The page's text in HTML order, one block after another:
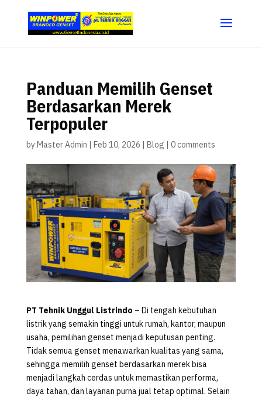
Panduan Memilih Genset
Berdasarkan Merek
Terpopuler
byMaster Admin | Feb 10, 2026 | Blog | 0 comments
PT Tehnik Unggul Listrindo – Di tengah kebutuhan
listrik yang semakin tinggi untuk rumah, kantor, maupun
usaha, pemilihan genset menjadi keputusan penting.
Tidak semua genset menawarkan kualitas yang sama,
sehingga memilih genset berdasarkan merek bisa
menjadi langkah cerdas untuk memastikan performa,
daya tahan, dan layanan purna jual tetap optimal. Selain